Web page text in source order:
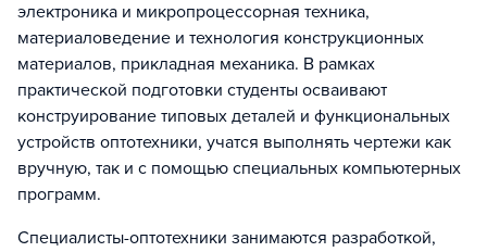
электроника и микропроцессорная техника,
материаловедение и технология конструкционных
материалов, прикладная механика. В рамках
практической подготовки студенты осваивают
конструирование типовых деталей и функциональных
устройств оптотехники, учатся выполнять чертежи как
вручную, так и с помощью специальных компьютерных
программ.
Специалисты-оптотехники занимаются разработкой,